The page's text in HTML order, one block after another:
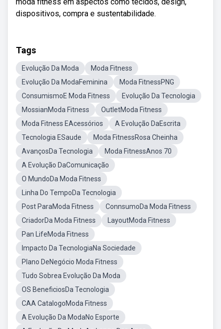
dispositivos, compra e sustentabilidade.
Tags
Evolução Da Moda
Moda Fitness
Evolução Da ModaFeminina
Moda FitnessPNG
ConsumismoE Moda Fitness
Evolução Da Tecnologia
MossianModa Fitness
OutletModa Fitness
Moda Fitness EAcessórios
A Evolução DaEscrita
Tecnologia ESaude
Moda FitnessRosa Cheinha
AvançosDa Tecnologia
Moda FitnessAnos 70
A Evolução DaComunicação
O MundoDa Moda Fitness
Linha Do TempoDa Tecnologia
Post ParaModa Fitness
ConnsumoDa Moda Fitness
CriadorDa Moda Fitness
LayoutModa Fitness
Pan LifeModa Fitness
Impacto Da TecnologiaNa Sociedade
Plano DeNegócio Moda Fitness
Tudo Sobrea Evolução Da Moda
OS BeneficiosDa Tecnologia
CAA CatalogoModa Fitness
A Evolução Da ModaNo Esporte